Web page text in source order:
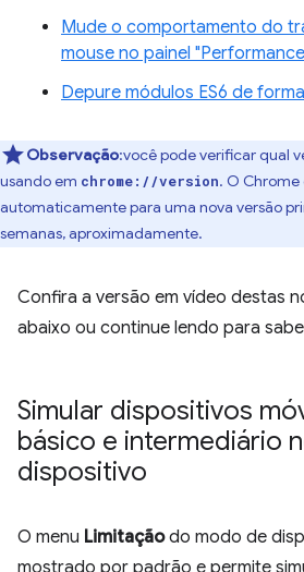
Mude o comportamento do
mouse no painel
Depure módulos ES6 de
Observação:você pode verificar qual
usando em chrome://version. O
automaticamente para uma nova versão
semanas, aproximadamente.
Confira a versão em vídeo destas
abaixo ou continue lendo para
Simular dispositivos
básico e intermediário
dispositivo
O menu Limitaçãodo modo de
mostrado por padrão e permite